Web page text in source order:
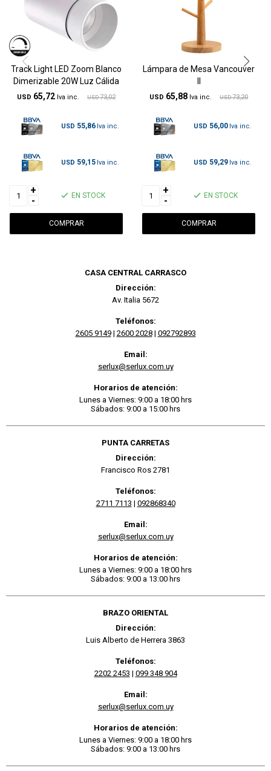
Track Light LED Zoom Blanco
Dimerizable 20W Luz Cálida
USD 65,72 USD 73,02
USD 55,86
USD 59,15
+
-
EN STOCK
Lámpara de Mesa Vancouver
USD 65,88 USD 73,20
USD 56,00
USD 59,29
+
-
EN STOCK
CASA CENTRAL CARRASCO
Dirección:
Av. Italia 5672
Teléfonos:
2605 9149| 2600 2028| 092792893
Email:
serlux@serlux.com.uy
Horarios de atención:
Lunes a Viernes: 9:00 a 18:00 hrs
Sábados: 9:00 a 15:00 hrs
PUNTA CARRETAS
Dirección:
Francisco Ros 2781
Teléfonos:
2711 7113 | 092868340
Email:
serlux@serlux.com.uy
Horarios de atención:
Lunes a Viernes: 9:00 a 18:00 hrs
Sábados: 9:00 a 13:00 hrs
BRAZO ORIENTAL
Dirección:
Luis Alberto de Herrera 3863
Teléfonos:
2202 2453 | 099 348 904
Email:
serlux@serlux.com.uy
Horarios de atención:
Lunes a Viernes: 9:00 a 18:00 hrs
Sábados: 9:00 a 13:00 hrs